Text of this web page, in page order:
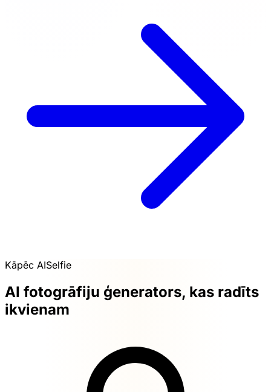
Kāpēc AISelfie
AI fotogrāfiju ģenerators, kas radīts
ikvienam